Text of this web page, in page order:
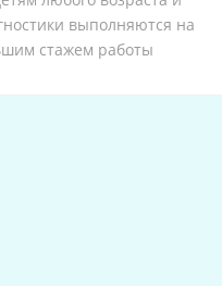
выполняются на
стажем работы